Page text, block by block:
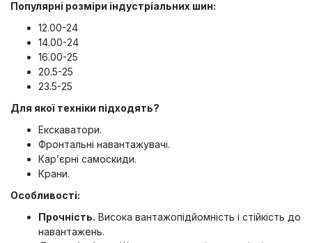
Популярні розміри індустріальних шин:
12.00-24
14.00-24
16.00-25
20.5-25
23.5-25
Для якої техніки підходять?
Екскаватори.
Фронтальні навантажувачі.
Кар’єрні самоскиди.
Крани.
Особливості:
Прочність. Висока вантажопідйомність і стійкість до
навантажень.